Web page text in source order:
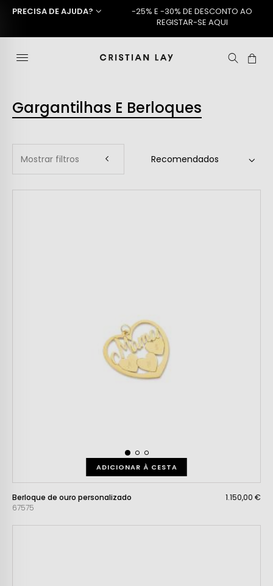
PRECISA DE AJUDA?
-25% E -30% DE DESCONTO AO
REGISTAR-SE AQUI
Gargantilhas E Berloques
Mostrar filtros
ADICIONAR À CESTA
Berloque de ouro personalizado
67575
1.150,00 €